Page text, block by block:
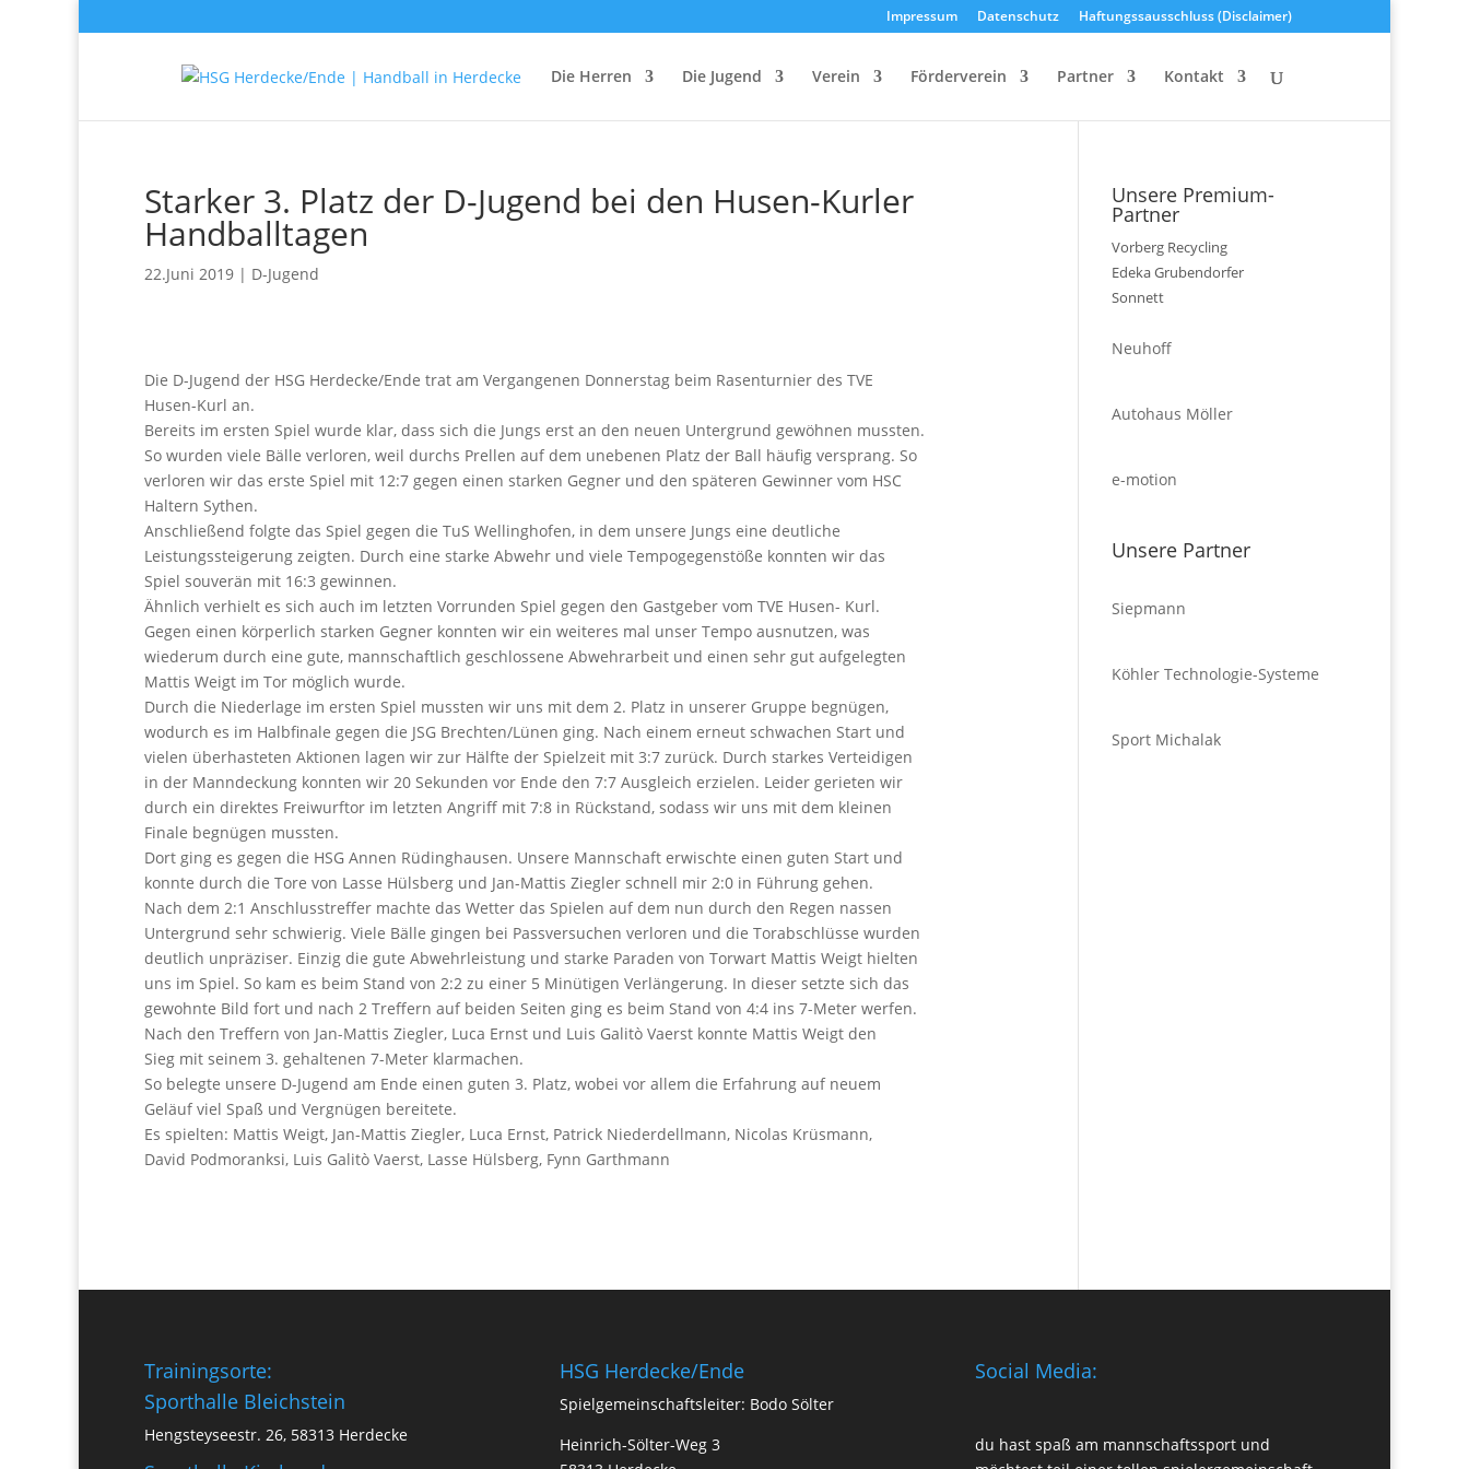
Impressum Datenschutz Haftungssausschluss (Disclaimer)
Die Herren Die Jugend Verein Förderverein Partner Kontakt
Starker 3. Platz der D-Jugend bei den Husen-Kurler
Handballtagen
22.Juni 2019 | D-Jugend
Die D-Jugend der HSG Herdecke/Ende trat am Vergangenen Donnerstag beim Rasenturnier des TVE
Husen-Kurl an.
Bereits im ersten Spiel wurde klar, dass sich die Jungs erst an den neuen Untergrund gewöhnen mussten.
So wurden viele Bälle verloren, weil durchs Prellen auf dem unebenen Platz der Ball häufig versprang. So
verloren wir das erste Spiel mit 12:7 gegen einen starken Gegner und den späteren Gewinner vom HSC
Haltern Sythen.
Anschließend folgte das Spiel gegen die TuS Wellinghofen, in dem unsere Jungs eine deutliche
Leistungssteigerung zeigten. Durch eine starke Abwehr und viele Tempogegenstöße konnten wir das
Spiel souverän mit 16:3 gewinnen.
Ähnlich verhielt es sich auch im letzten Vorrunden Spiel gegen den Gastgeber vom TVE Husen- Kurl.
Gegen einen körperlich starken Gegner konnten wir ein weiteres mal unser Tempo ausnutzen, was
wiederum durch eine gute, mannschaftlich geschlossene Abwehrarbeit und einen sehr gut aufgelegten
Mattis Weigt im Tor möglich wurde.
Durch die Niederlage im ersten Spiel mussten wir uns mit dem 2. Platz in unserer Gruppe begnügen,
wodurch es im Halbfinale gegen die JSG Brechten/Lünen ging. Nach einem erneut schwachen Start und
vielen überhasteten Aktionen lagen wir zur Hälfte der Spielzeit mit 3:7 zurück. Durch starkes Verteidigen
in der Manndeckung konnten wir 20 Sekunden vor Ende den 7:7 Ausgleich erzielen. Leider gerieten wir
durch ein direktes Freiwurftor im letzten Angriff mit 7:8 in Rückstand, sodass wir uns mit dem kleinen
Finale begnügen mussten.
Dort ging es gegen die HSG Annen Rüdinghausen. Unsere Mannschaft erwischte einen guten Start und
konnte durch die Tore von Lasse Hülsberg und Jan-Mattis Ziegler schnell mir 2:0 in Führung gehen.
Nach dem 2:1 Anschlusstreffer machte das Wetter das Spielen auf dem nun durch den Regen nassen
Untergrund sehr schwierig. Viele Bälle gingen bei Passversuchen verloren und die Torabschlüsse wurden
deutlich unpräziser. Einzig die gute Abwehrleistung und starke Paraden von Torwart Mattis Weigt hielten
uns im Spiel. So kam es beim Stand von 2:2 zu einer 5 Minütigen Verlängerung. In dieser setzte sich das
gewohnte Bild fort und nach 2 Treffern auf beiden Seiten ging es beim Stand von 4:4 ins 7-Meter werfen.
Nach den Treffern von Jan-Mattis Ziegler, Luca Ernst und Luis Galitò Vaerst konnte Mattis Weigt den
Sieg mit seinem 3. gehaltenen 7-Meter klarmachen.
So belegte unsere D-Jugend am Ende einen guten 3. Platz, wobei vor allem die Erfahrung auf neuem
Geläuf viel Spaß und Vergnügen bereitete.
Es spielten: Mattis Weigt, Jan-Mattis Ziegler, Luca Ernst, Patrick Niederdellmann, Nicolas Krüsmann,
David Podmoranksi, Luis Galitò Vaerst, Lasse Hülsberg, Fynn Garthmann
Unsere Premium-
Partner
Vorberg Recycling
Edeka Grubendorfer
Sonnett
Neuhoff
Autohaus Möller
e-motion
Unsere Partner
Siepmann
Köhler Technologie-Systeme
Sport Michalak
Trainingsorte:
Sporthalle Bleichstein
Hengsteyseestr. 26, 58313 Herdecke
HSG Herdecke/Ende
Spielgemeinschaftsleiter: Bodo Sölter
Heinrich-Sölter-Weg 3
Social Media:
du hast spaß am mannschaftssport und